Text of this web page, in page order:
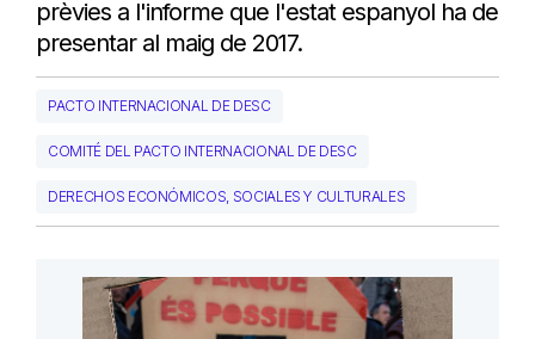
prèvies a l'informe que l'estat espanyol ha de
presentar al maig de 2017.
PACTO INTERNACIONAL DE DESC
COMITÉ DEL PACTO INTERNACIONAL DE DESC
DERECHOS ECONÓMICOS, SOCIALES Y CULTURALES